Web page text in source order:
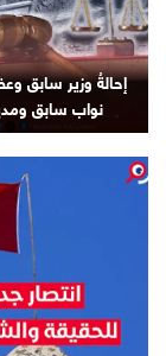
إحالةُ وزير سابق
نواب سابق